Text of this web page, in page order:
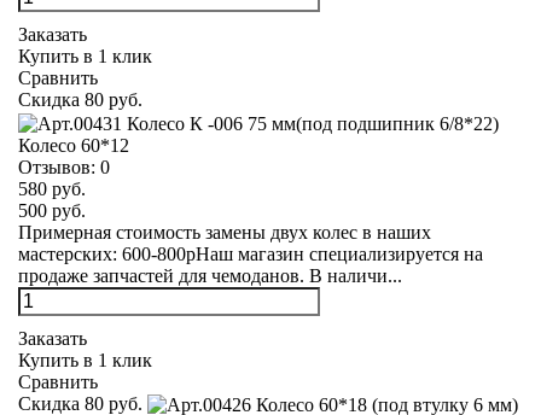
Заказать
Купить в 1 клик
Сравнить
Скидка 80 руб.
Колесо 60*12
Отзывов: 0
580 руб.
500 руб.
Примерная стоимость замены двух колес в наших
мастерских: 600-800рНаш магазин специализируется на
продаже запчастей для чемоданов. В наличи...
Заказать
Купить в 1 клик
Сравнить
Скидка 80 руб.